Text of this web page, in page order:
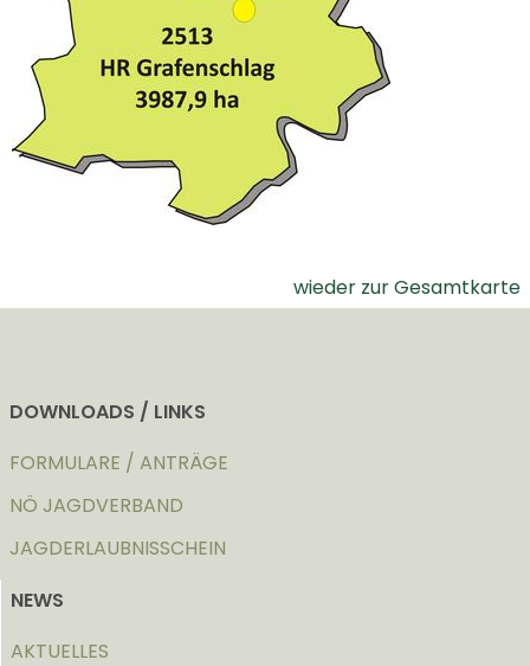
wieder zur Gesamtkarte
DOWNLOADS / LINKS
FORMULARE / ANTRÄGE
NÖ JAGDVERBAND
JAGDERLAUBNISSCHEIN
NEWS
AKTUELLES